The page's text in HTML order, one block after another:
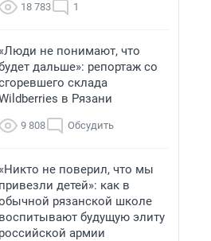
18 783 1
«Люди не понимают, что
дальше»: репортаж со
склада
в Рязани
9 808 Обсудить
«Никто не поверил, что мы
привезли детей»: как в
рязанской школе
воспитывают будущую элиту
российской армии